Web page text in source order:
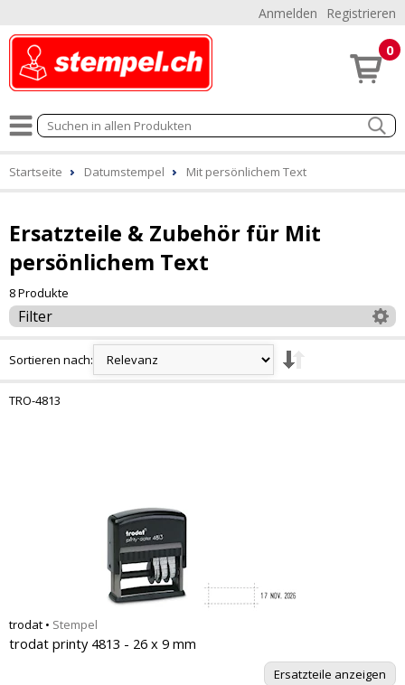
Anmelden Registrieren
0
Startseite Datumstempel Mit persönlichem Text
Ersatzteile & Zubehör für Mit
persönlichem Text
8 Produkte
Filter
Sortieren nach:
TRO-4813
trodat • Stempel
trodat printy 4813 - 26 x 9 mm
Ersatzteile anzeigen